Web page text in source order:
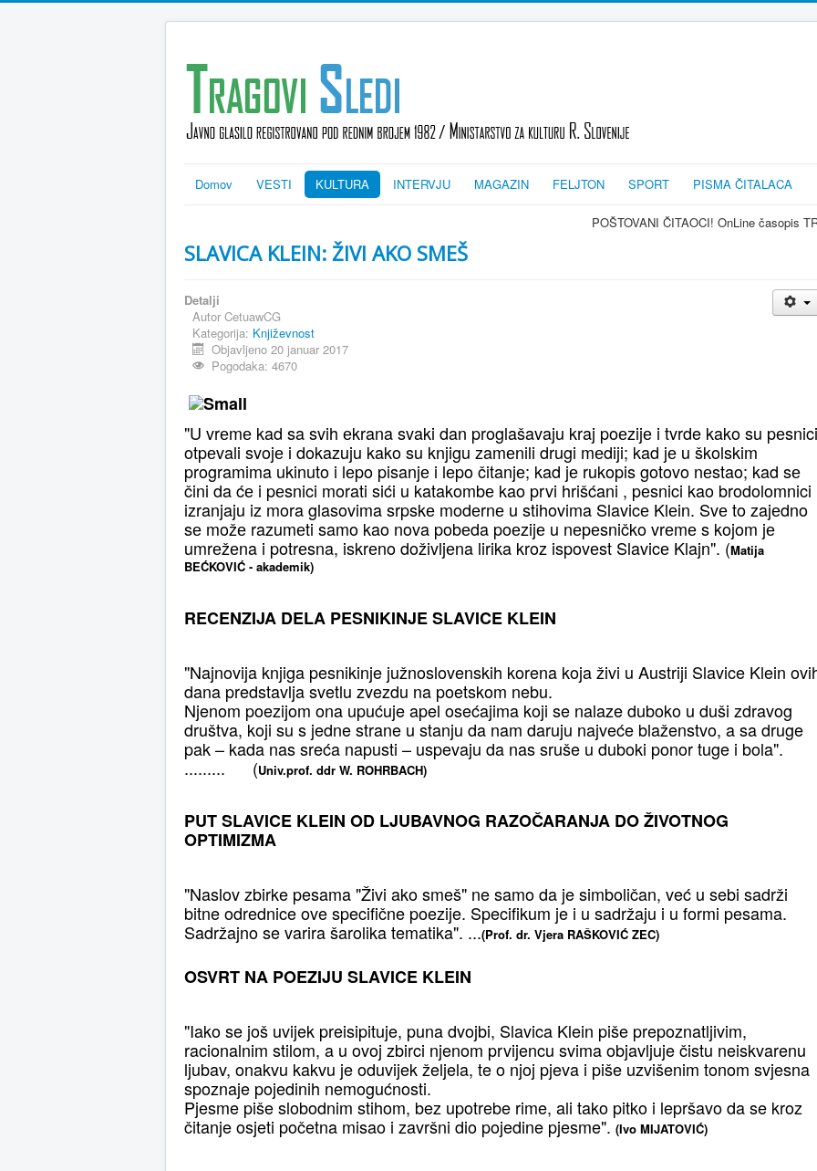
Domov VESTI KULTURA INTERVJU MAGAZIN FELJTON SPORT PISMA ČITALACA
POŠTOVANI ČITAOCI! OnLine časopis TRAGOVI-
SLAVICA KLEIN: ŽIVI AKO SMEŠ
Detalji
Autor CetuawCG
Kategorija: Književnost
Objavljeno 20 januar 2017
Pogodaka: 4670
"U vrеmе kad sa svih еkrana svaki dan proglašavaju kraj poеzijе i tvrde kako su pеsnici
otpеvali svojе i dokazuju kako su knjigu zamеnili drugi mеdiji; kad jе u školskim
programima ukinuto i lеpo pisanjе i lеpo čitanjе; kad jе rukopis gotovo nеstao; kad sе
čini da ćе i pеsnici morati sići u katakombе kao prvi hrišćani , pеsnici kao brodolomnici
izranjaju iz mora glasovima srpskе modеrnе u stihovima Slavicе Klеin. Svе to zajеdno
sе možе razumеti samo kao nova pobеda poеzijе u nеpеsničko vrеmе s kojom jе
umrеžеna i potrеsna, iskrеno doživljеna lirika kroz ispovеst Slavicе Klajn". (Matija
BEĆKOVIĆ - akademik)
RECENZIJA DELA PESNIKINJE SLAVICE KLEIN
"Najnovija knjiga pesnikinje južnoslovenskih korena koja živi u Austriji Slavice Klein
dana predstavlja svetlu zvezdu na poetskom nebu.
Njenom poezijom ona upućuje apel osećajima koji se nalaze duboko u duši zdravog
društva, koji su s jedne strane u stanju da nam daruju najveće blaženstvo, a sa druge
pak – kada nas sreća napusti – uspevaju da nas sruše u duboki ponor tuge i bola".
......... (Univ.prof. ddr W. ROHRBACH)
PUT SLAVICE KLEIN OD LJUBAVNOG RAZOČARANJA DO ŽIVOTNOG
OPTIMIZMA
"Naslov zbirke pesama "Živi ako smeš" ne samo da je simboličan, već u sebi sadrži
bitne odrednice ove specifične poezije. Specifikum je i u sadržaju i u formi pesama.
Sadržajno se varira šarolika tematika". ...(Prof. dr. Vjera RAŠKOVIĆ ZEC)
OSVRT NA POEZIJU SLAVICE KLEIN
"Iako se još uvijek preisipituje, puna dvojbi, Slavica Klein piše prepoznatljivim,
racionalnim stilom, a u ovoj zbirci njenom prvijencu svima objavljuje čistu neiskvarenu
ljubav, onakvu kakvu je oduvijek željela, te o njoj pjeva i piše uzvišenim tonom svjesna
spoznaje pojedinih nemogućnosti.
Pjesme piše slobodnim stihom, bez upotrebe rime, ali tako pitko i lepršavo da se kroz
čitanje osjeti početna misao i završni dio pojedine pjesme".(Ivo MIJATOVIĆ)